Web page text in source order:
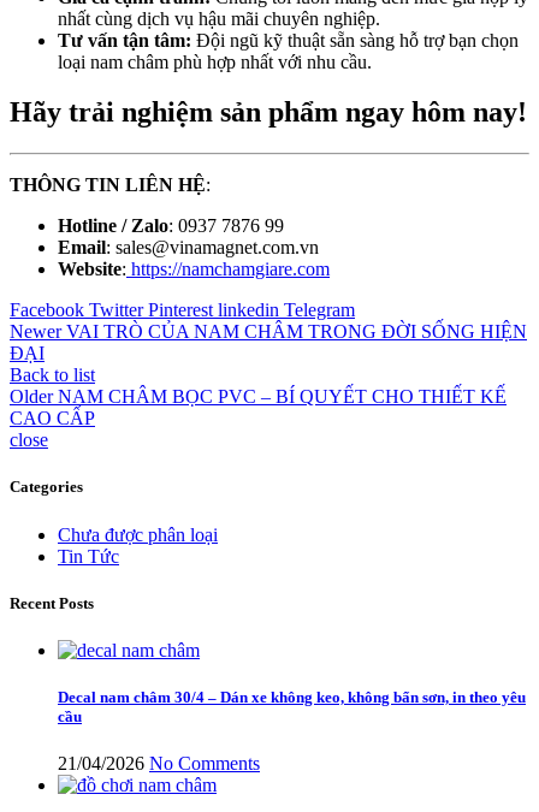
nhất cùng dịch vụ hậu mãi chuyên nghiệp.
Tư vấn tận tâm: Đội ngũ kỹ thuật sẵn sàng hỗ trợ bạn chọn
loại nam châm phù hợp nhất với nhu cầu.
Hãy trải nghiệm sản phẩm ngay hôm nay!
THÔNG TIN LIÊN HỆ:
Hotline / Zalo: 0937 7876 99
Email: sales@vinamagnet.com.vn
Website: https://namchamgiare.com
Facebook Twitter Pinterest linkedin Telegram
Newer VAI TRÒ CỦA NAM CHÂM TRONG ĐỜI SỐNG HIỆN
ĐẠI
Back to list
Older NAM CHÂM BỌC PVC – BÍ QUYẾT CHO THIẾT KẾ
CAO CẤP
close
Categories
Chưa được phân loại
Tin Tức
Recent Posts
Decal nam châm 30/4 – Dán xe không keo, không bẩn sơn, in theo yêu
cầu
21/04/2026 No Comments